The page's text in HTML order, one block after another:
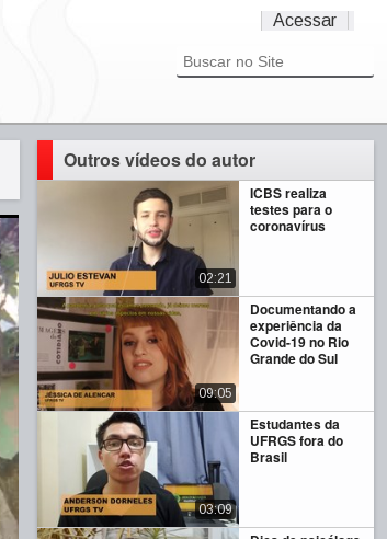
Acessar
Outros vídeos do autor
ICBS realiza
testes para o
coronavírus
02:21
Documentando a
experiência da
Covid-19 no Rio
Grande do Sul
09:05
Estudantes da
UFRGS fora do
Brasil
03:09